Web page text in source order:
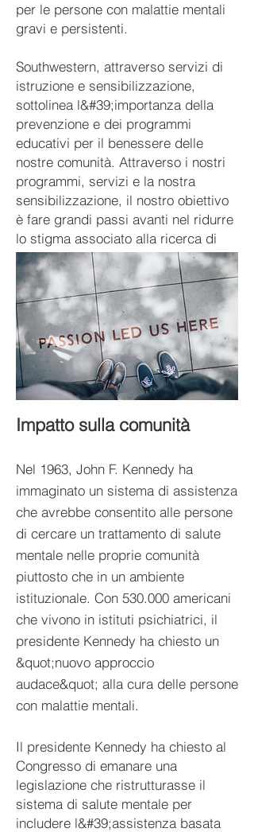
per le persone con malattie mentali
gravi e persistenti.
Southwestern, attraverso servizi di
istruzione e sensibilizzazione,
sottolinea l&#39;importanza della
prevenzione e dei programmi
educativi per il benessere delle
nostre comunità. Attraverso i nostri
programmi, servizi e la nostra
sensibilizzazione, il nostro obiettivo
è fare grandi passi avanti nel ridurre
lo stigma associato alla ricerca di
servizi di salute mentale.
Impatto sulla comunità
Nel 1963, John F. Kennedy ha
immaginato un sistema di assistenza
che avrebbe consentito alle persone
di cercare un trattamento di salute
mentale nelle proprie comunità
piuttosto che in un ambiente
istituzionale. Con 530.000 americani
che vivono in istituti psichiatrici, il
presidente Kennedy ha chiesto un
&quot;nuovo approccio
audace&quot; alla cura delle persone
con malattie mentali.
Il presidente Kennedy ha chiesto al
Congresso di emanare una
legislazione che ristrutturasse il
sistema di salute mentale per
includere l&#39;assistenza basata